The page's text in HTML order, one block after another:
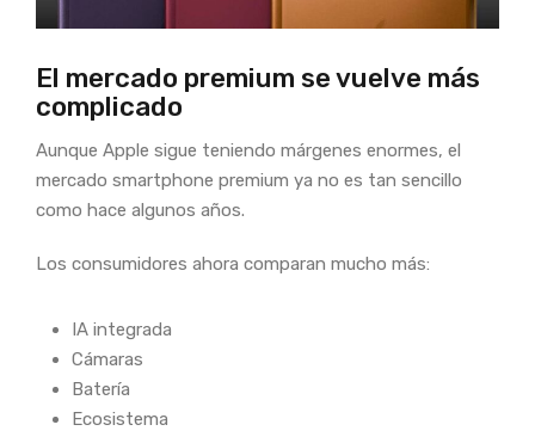
El mercado premium se vuelve más
complicado
Aunque Apple sigue teniendo márgenes enormes, el
mercado smartphone premium ya no es tan sencillo
como hace algunos años.
Los consumidores ahora comparan mucho más:
IA integrada
Cámaras
Batería
Ecosistema